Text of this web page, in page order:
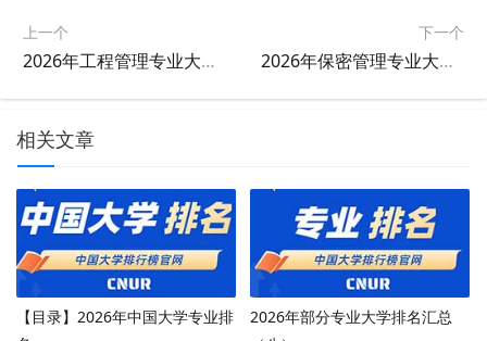
上一个
2026年工程管理专业大学排名
下一个
2026年保密管理专业大学排名
相关文章
【目录】2026年中国大学专业排
2026年部分专业大学排名汇总